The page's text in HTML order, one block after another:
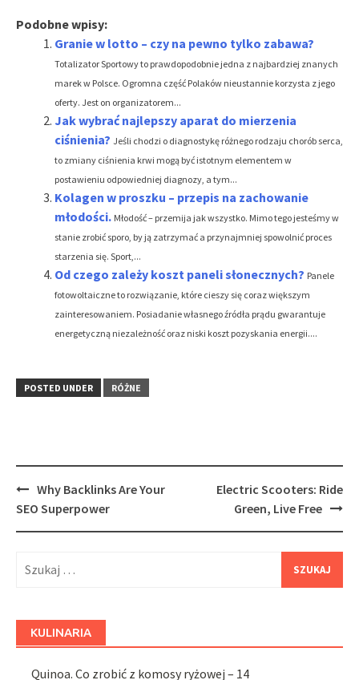
Podobne wpisy:
Granie w lotto – czy na pewno tylko zabawa?
Totalizator Sportowy to prawdopodobnie jedna z najbardziej znanych
marek w Polsce. Ogromna część Polaków nieustannie korzysta z jego
oferty. Jest on organizatorem...
Jak wybrać najlepszy aparat do mierzenia
ciśnienia? Jeśli chodzi o diagnostykę różnego rodzaju chorób serca,
to zmiany ciśnienia krwi mogą być istotnym elementem w
postawieniu odpowiedniej diagnozy, a tym...
Kolagen w proszku – przepis na zachowanie
młodości. Młodość – przemija jak wszystko. Mimo tego jesteśmy w
stanie zrobić sporo, by ją zatrzymać a przynajmniej spowolnić proces
starzenia się. Sport,...
Od czego zależy koszt paneli słonecznych? Panele
fotowoltaiczne to rozwiązanie, które cieszy się coraz większym
zainteresowaniem. Posiadanie własnego źródła prądu gwarantuje
energetyczną niezależność oraz niski koszt pozyskania energii....
POSTED UNDER RÓŻNE
Post
navigation
Why Backlinks Are Your
SEO Superpower
Electric Scooters: Ride
Green, Live Free
KULINARIA
Quinoa. Co zrobić z komosy ryżowej – 14